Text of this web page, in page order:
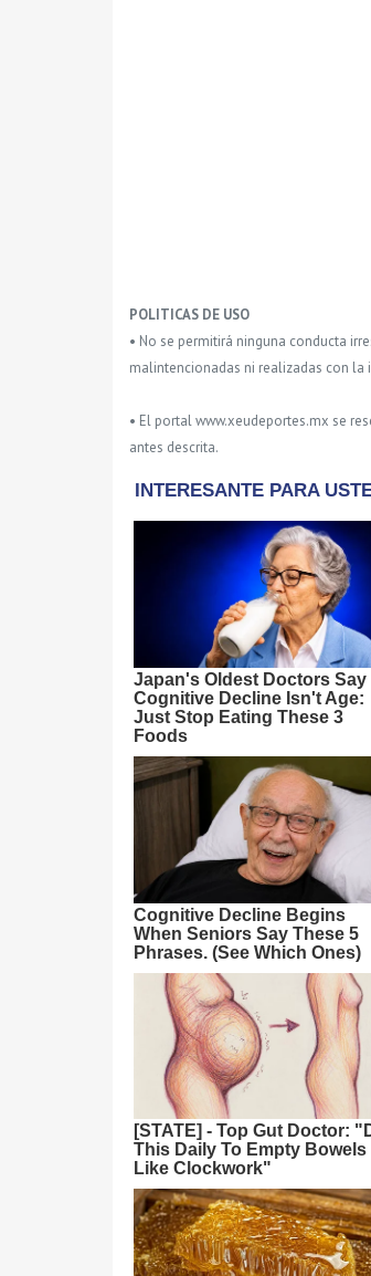
POLITICAS DE USO
• No se permitirá ninguna conducta
malintencionadas ni realizadas con la
• El portal www.xeudeportes.mx se
antes descrita.